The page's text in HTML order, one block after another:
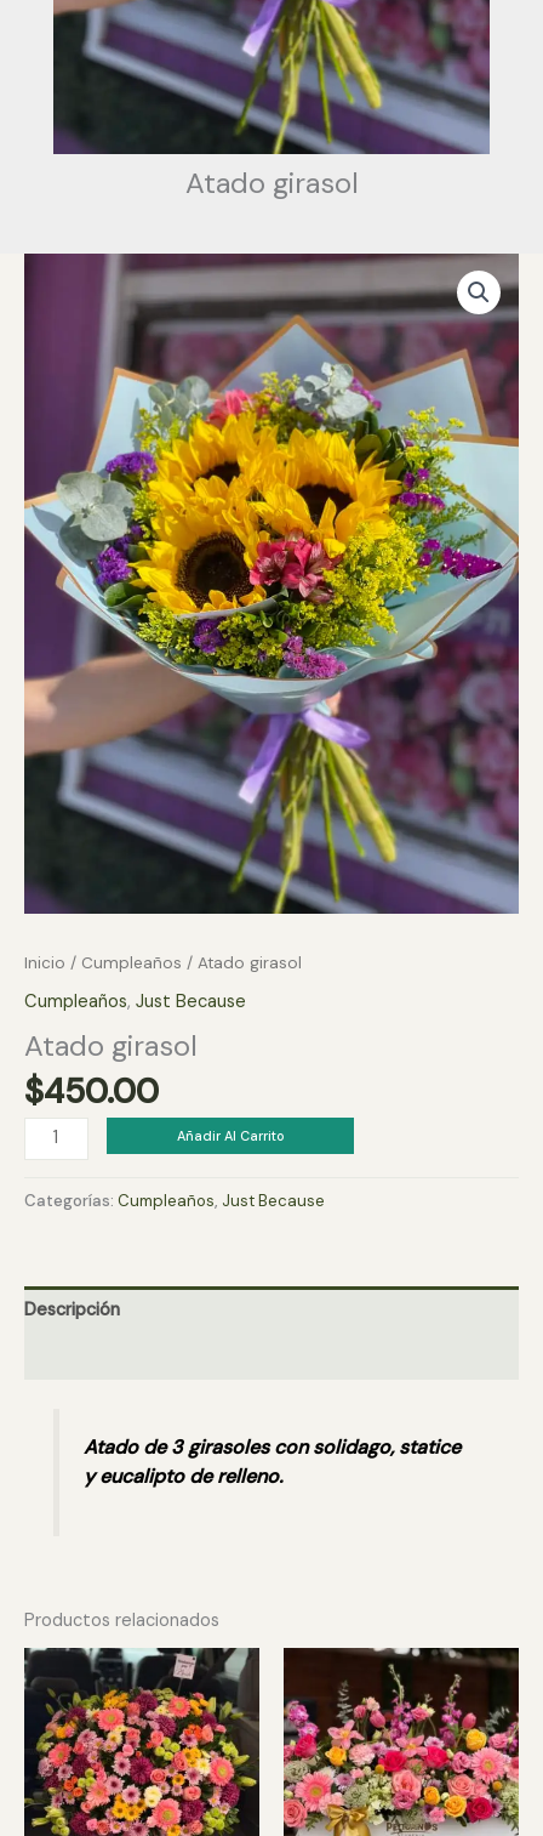
Atado girasol
Inicio / Cumpleaños / Atado girasol
Cumpleaños, Just Because
Atado girasol
$450.00
Atado
girasol
Añadir Al Carrito
Categorías: Cumpleaños, Just Because
Descripción
Atado de 3 girasoles con solidago, statice
y eucalipto de relleno.
Productos relacionados